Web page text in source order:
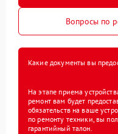
Вопросы по
Какие документы вы
На этапе приема
ремонт вам будет
обязательств на ваше
по ремонту техники, вы
гарантийный талон.